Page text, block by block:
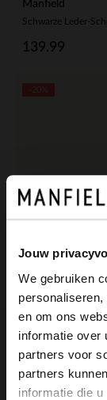
Jouw
We gebruiken
en om ons
informatie over
partners voor
partners
informatie die
Manfield
Schwarze Leder-
139.99
Manfield
129.99
103.99
View
It looks
you like to